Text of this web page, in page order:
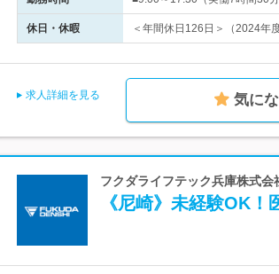
休日・休暇 ＜年間休日126日＞（2024年
求人詳細を見る 気に
フクダライフテック兵庫株式会
《尼崎》未経験OK